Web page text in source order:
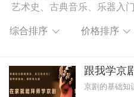
艺术史、古典音乐、乐器入
综合排序 价格排序
跟我学京